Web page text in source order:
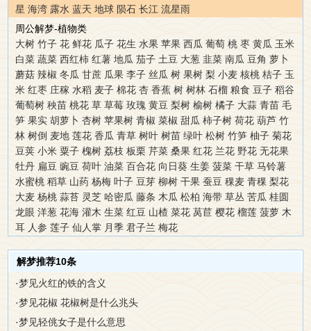
星 海湾 露水 蓝天 地球 陨石 长江 流星雨
周公解梦-植物类
大树 竹子 花 鲜花 瓜子 花生 水果 苹果 西瓜 葡萄 桃 枣 黄瓜 玉米
白菜 蔬菜 西红柿 红薯 地瓜 茄子 土豆 大葱 韭菜 南瓜 豆角 萝卜
蘑菇 辣椒 冬瓜 甘蔗 瓜果 李子 丝瓜 树 果树 梨 小麦 核桃 桔子 玉
米 红枣 庄稼 水稻 麦子 棉花 杏 香蕉 树 树林 石榴 粮食 豆子 稻谷
葡萄树 秧苗 桃花 草 草莓 玫瑰 黄豆 梨树 榆树 橘子 大蒜 青苗 毛
笋 果实 胡萝卜 杏树 苹果树 青椒 菜椒 甜瓜 柿子树 荷花 葫芦 竹
林 树倒 麦地 莲花 香瓜 青草 树叶 树苗 绿叶 松树 竹笋 柚子 菊花
豆荚 小米 粟子 槐树 荔枝 板栗 芹菜 桑果 红花 兰花 野花 无花果
牡丹 扁豆 豌豆 荷叶 油菜 百合花 向日葵 生姜 菠菜 干草 马铃薯
水蜜桃 稻草 山药 杨梅 叶子 豆芽 柳树 干果 蚕豆 稞麦 青稞 梨花
大麦 杨桃 蒜苔 灵芝 哈密瓜 藤条 木瓜 松柏 海带 草丛 苦瓜 桂圆
龙眼 洋葱 花海 灌木 生菜 红豆 山楂 菜花 莴苣 樱花 榴莲 菠萝 木
耳 人参 莲子 仙人掌 月季 君子兰 梅花
解梦推荐10条
·梦见火红的铁的含义
·梦见花椒 花椒树是什么兆头
·梦见轻佻女子是什么意思